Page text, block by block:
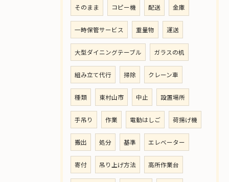
そのまま コピー機 配送 金庫
一時保管サービス 重量物 運送
大型ダイニングテーブル ガラスの机
組み立て代行 掃除 クレーン車
種類 東村山市 中止 設置場所
手吊り 作業 電動はしご 荷揚げ機
搬出 処分 基準 エレベーター
寄付 吊り上げ方法 高所作業台